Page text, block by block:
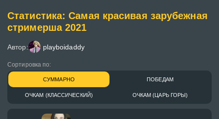
Статистика: Самая красивая зарубежная
стримерша 2021
Автор: playboidaddy
Сортировка по:
СУММАРНО ПОБЕДАМ
ОЧКАМ (КЛАССИЧЕСКИЙ) ОЧКАМ (ЦАРЬ ГОРЫ)